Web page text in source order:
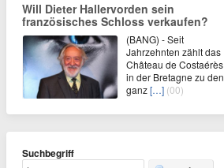
Will Dieter Hallervorden sein
französisches Schloss verkaufen?
(BANG) - Seit
Jahrzehnten zählt das
Château de Costaérès
in der Bretagne zu den
ganz[…] (00)
Suchbegriff